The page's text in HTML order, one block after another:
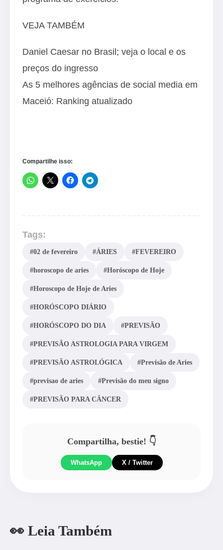
VEJA TAMBÉM
Daniel Caesar no Brasil; veja o local e os
preços do ingresso
As 5 melhores agências de social media em
Maceió: Ranking atualizado
Compartilhe isso:
Tags:
#02 de fevereiro #ÁRIES #FEVEREIRO
#horoscopo de aries #Horóscopo de Hoje
#Horoscopo de Hoje de Aries
#HORÓSCOPO DIÁRIO
#HORÓSCOPO DO DIA #PREVISÃO
#PREVISÃO ASTROLOGIA PARA VIRGEM
#PREVISÃO ASTROLÓGICA #Previsão de Aries
#previsao de aries #Previsão do meu signo
#PREVISÃO PARA CÂNCER
Compartilha, bestie! 👇
WhatsApp X / Twitter
👀 Leia Também